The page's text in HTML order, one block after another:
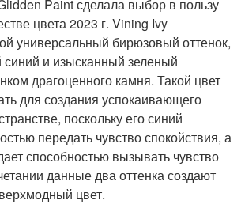
Paint сделала выбор в пользу
цвета 2023 г. Vining Ivy
универсальный бирюзовый оттенок,
и изысканный зеленый
драгоценного камня. Такой цвет
для создания успокаивающего
поскольку его синий
передать чувство спокойствия, а
способностью вызывать чувство
данные два оттенка создают
цвет.